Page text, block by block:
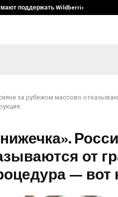
поддержать Wildberries и его…
за рубежом массово
от
— вот